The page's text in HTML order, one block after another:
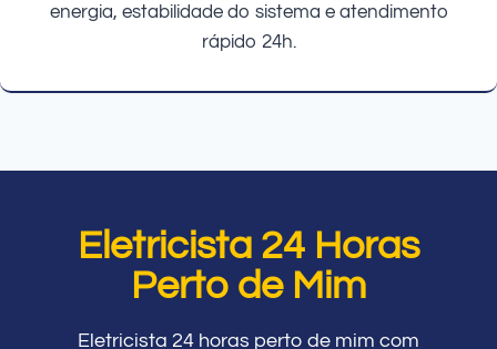
energia, estabilidade do sistema e atendimento
rápido 24h.
Eletricista 24 Horas
Perto de Mim
Eletricista 24 horas perto de mim com